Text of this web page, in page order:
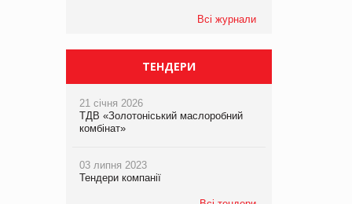
Всі журнали
ТЕНДЕРИ
21 січня 2026
ТДВ «Золотоніський маслоробний
комбінат»
03 липня 2023
Тендери компанії